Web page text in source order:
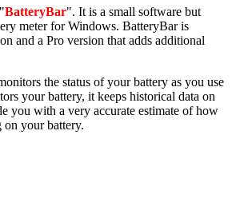
BatteryBar". It is a small software but
meter for Windows. BatteryBar is
and a Pro version that adds additional
the status of your battery as you use
your battery, it keeps historical data on
you with a very accurate estimate of how
on your battery.